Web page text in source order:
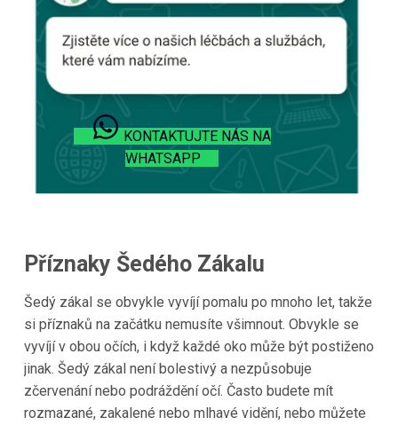
KONTAKTUJTE NÁS NA
WHATSAPP
Příznaky Šedého Zákalu
Šedý zákal se obvykle vyvíjí pomalu po mnoho let, takže
si příznaků na začátku nemusíte všimnout. Obvykle se
vyvíjí v obou očích, i když každé oko může být postiženo
jinak. Šedý zákal není bolestivý a nezpůsobuje
zčervenání nebo podráždění očí. Často budete mít
rozmazané, zakalené nebo mlhavé vidění, nebo můžete